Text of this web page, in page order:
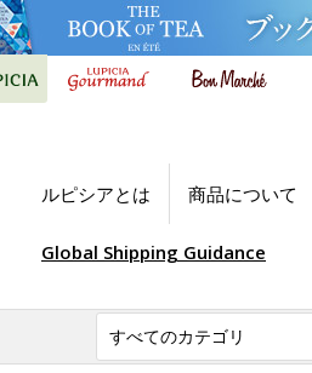
ルピシアとは 商品について
Global Shipping Guidance